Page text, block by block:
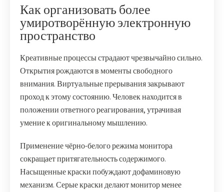
Как организовать более
умиротворённую электронную
пространство
Креативные процессы страдают чрезвычайно сильно.
Открытия рождаются в моменты свободного
внимания. Виртуальные прерывания закрывают
проход к этому состоянию. Человек находится в
положении ответного реагирования, утрачивая
умение к оригинальному мышлению.
Применение чёрно-белого режима монитора
сокращает притягательность содержимого.
Насыщенные краски побуждают дофаминовую
механизм. Серые краски делают монитор менее